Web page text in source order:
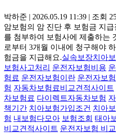
박하준 | 2026.05.19 11:39 | 조회
암보험의 암 진단 후 보험금 지
를 첨부하여 보험사에 제출하는
로부터 3개월 이내에 청구해야
험금을 지급해요.실속보장치아
보험사고처리 운전자보험비용
험료 운전자보험이란 운전자보
험 자동차보험료비교견적사이트
차보험료 다이렉트자동차보험
책기간 치아보험가입조건 치아
험 내보험다모아 보험조회 태아
비교견적사이트 운전자보험 비